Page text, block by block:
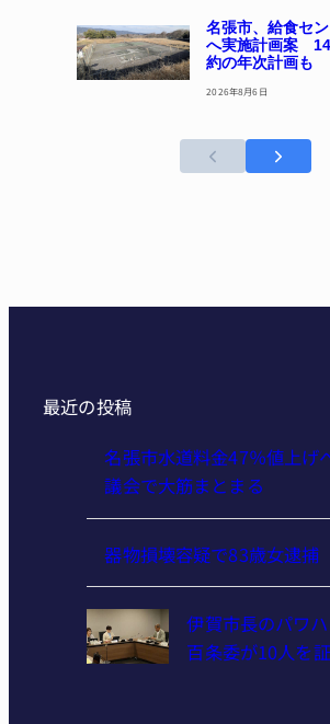
名張市、給食セ
へ実施計画案
約の年次計画も
2026年8月6日
最近の投稿
名張市水道料金47％値上
議会で大筋まとまる
器物損壊容疑で83歳女逮
伊賀市長のパワ
百条委が10人を